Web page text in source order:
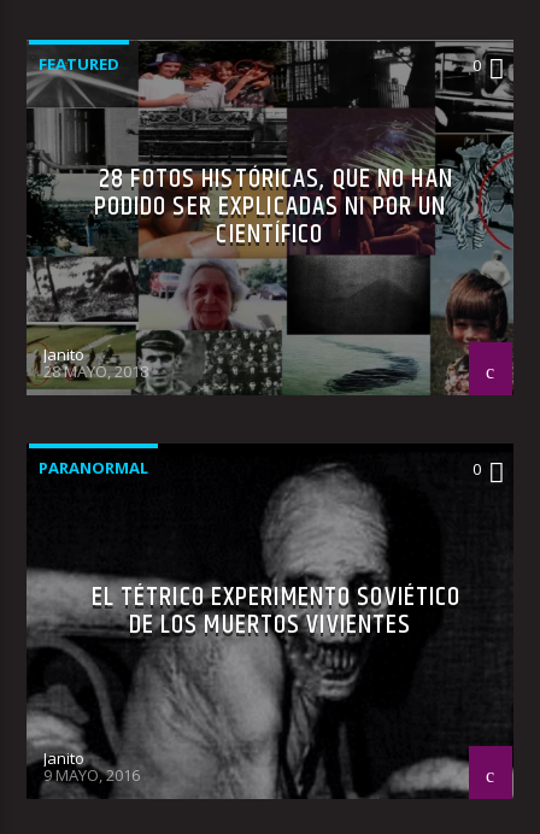
FEATURED 0
28 FOTOS HISTÓRICAS, QUE NO HAN
PODIDO SER EXPLICADAS NI POR UN
CIENTÍFICO
Janito
28 MAYO, 2018
PARANORMAL 0
EL TÉTRICO EXPERIMENTO SOVIÉTICO
DE LOS MUERTOS VIVIENTES
Janito
9 MAYO, 2016